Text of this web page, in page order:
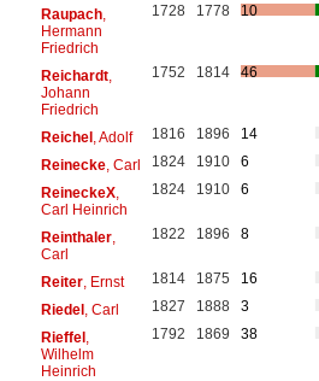
Raupach,
Hermann
Friedrich
1728 1778 10
Reichardt,
Johann
Friedrich
1752 1814 46
Reichel, Adolf 1816 1896
14
Reinecke, Carl 1824 1910
6
ReineckeX,
Carl Heinrich
1824 1910 6
Reinthaler,
Carl
1822 1896 8
Reiter, Ernst 1814 1875
16
Riedel, Carl 1827 1888
3
Rieffel,
Wilhelm
Heinrich
1792 1869 38